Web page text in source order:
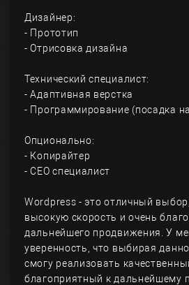
Дизайнер:
- Прототип
- Отрисовка дизайна
Технический специалист:
- Адаптивная верстка
- Программирование (посадка
Опционально:
- Копирайтер
- СЕО специалист
Wordpress - это отличный
высокую скорость и очень
дальнейшего продвижения. У
уверенность, что выбирая
смогу реализовать
благоприятный к дальнейшему